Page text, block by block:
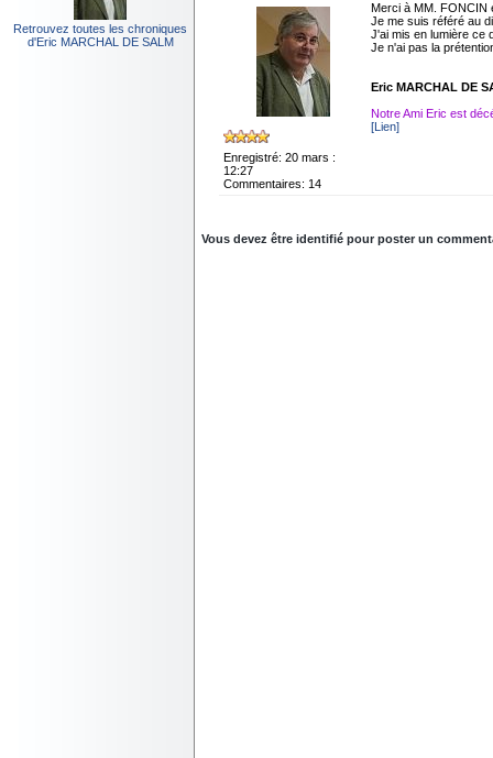
Retrouvez toutes les chroniques
d'Eric MARCHAL DE SALM
Enregistré: 20 mars :
12:27
Commentaires: 14
Merci à MM. FONCIN
Je me suis référé au
J'ai mis en lumière ce
Je n'ai pas la
Eric MARCHAL DE
Notre Ami Eric est
[Lien]
Vous devez être identifié pour poster un